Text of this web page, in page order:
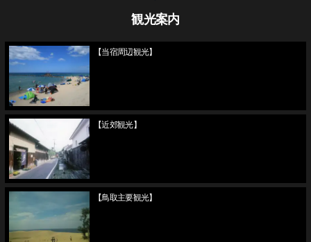
観光案内
【当宿周辺観光】
【近郊観光】
【鳥取主要観光】